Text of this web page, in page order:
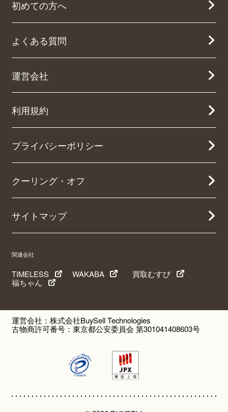
初めての方へ
よくある質問
運営会社
利用規約
プライバシーポリシー
クーリング・オフ
サイトマップ
関連会社
TIMELESS WAKABA
買取むすび
福ちゃん
運営会社：株式会社BuySell Technologies
古物商許可番号：東京都公安委員会 第301041408603号